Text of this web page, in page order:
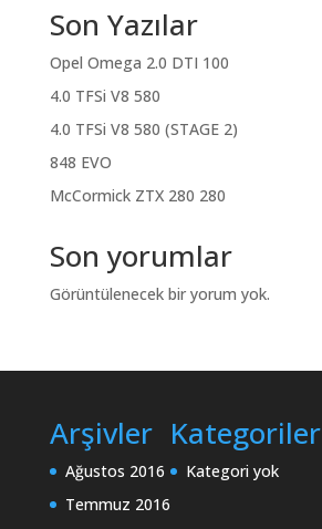
Son Yazılar
Opel Omega 2.0 DTI 100
4.0 TFSi V8 580
4.0 TFSi V8 580 (STAGE 2)
848 EVO
McCormick ZTX 280 280
Son yorumlar
Görüntülenecek bir yorum yok.
Arşivler
Ağustos 2016
Temmuz 2016
Kategoriler
Kategori yok